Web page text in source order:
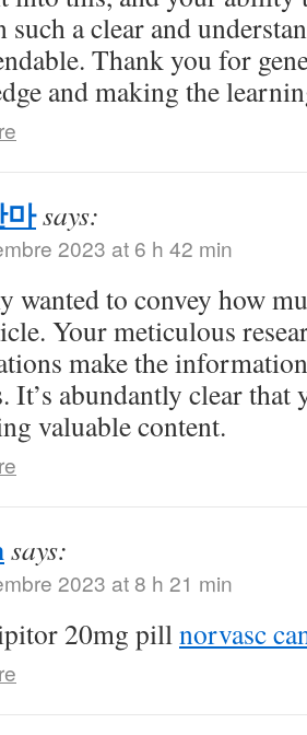
such a clear and
Thank you for
and making the
마says:
2023 at 6 h 42 min
wanted to convey how
Your meticulous
make the
It’s abundantly clear that
valuable content.
says:
2023 at 8 h 21 min
20mg pillnorvasc